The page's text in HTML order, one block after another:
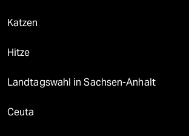
Katzen
Hitze
Landtagswahl in Sachsen-Anhalt
Ceuta